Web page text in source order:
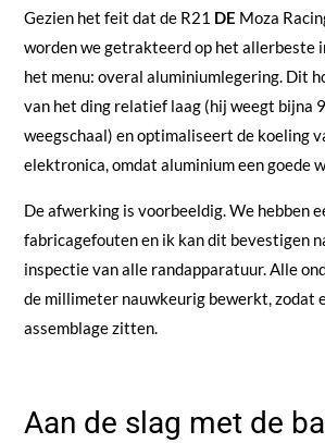
Gezien het feit dat de R21 DE Moza
worden we getrakteerd op het allerbeste
het menu: overal aluminiumlegering. Dit
van het ding relatief laag (hij weegt bijna
weegschaal) en optimaliseert de koeling
elektronica, omdat aluminium een goede
De afwerking is voorbeeldig. We hebben
fabricagefouten en ik kan dit bevestigen
inspectie van alle randapparatuur. Alle
de millimeter nauwkeurig bewerkt, zodat
assemblage zitten.
Aan de slag met de